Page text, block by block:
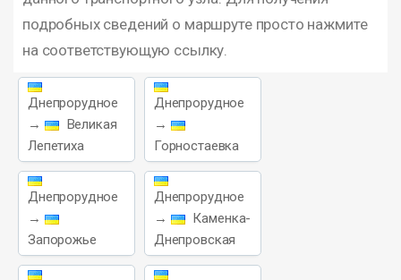
подробных сведений о маршруте просто нажмите
на соответствующую ссылку.
Днепрорудное
→
Великая
Лепетиха
Днепрорудное
→
Горностаевка
Днепрорудное
→
Запорожье
Днепрорудное
→
Каменка-
Днепровская